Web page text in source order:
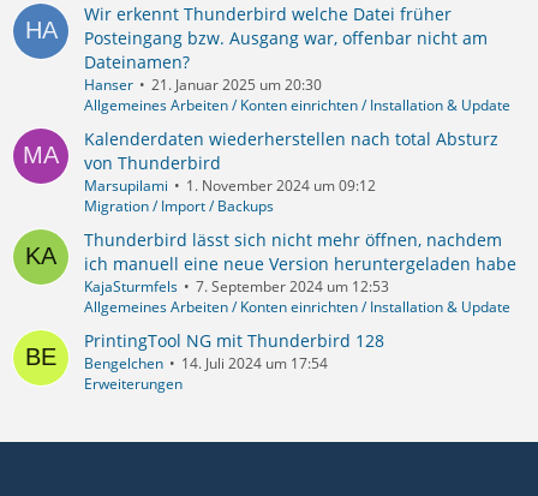
Wir erkennt Thunderbird welche Datei früher
Posteingang bzw. Ausgang war, offenbar nicht am
Dateinamen?
Hanser
21. Januar 2025 um 20:30
Allgemeines Arbeiten / Konten einrichten / Installation & Update
Kalenderdaten wiederherstellen nach total Absturz
von Thunderbird
Marsupilami
1. November 2024 um 09:12
Migration / Import / Backups
Thunderbird lässt sich nicht mehr öffnen, nachdem
ich manuell eine neue Version heruntergeladen habe
KajaSturmfels
7. September 2024 um 12:53
Allgemeines Arbeiten / Konten einrichten / Installation & Update
PrintingTool NG mit Thunderbird 128
Bengelchen
14. Juli 2024 um 17:54
Erweiterungen